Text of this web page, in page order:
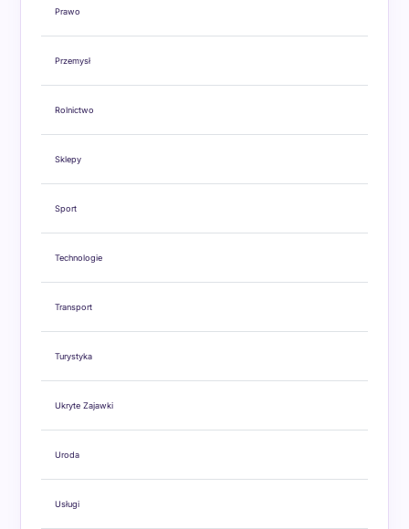
Prawo
Przemysł
Rolnictwo
Sklepy
Sport
Technologie
Transport
Turystyka
Ukryte Zajawki
Uroda
Usługi